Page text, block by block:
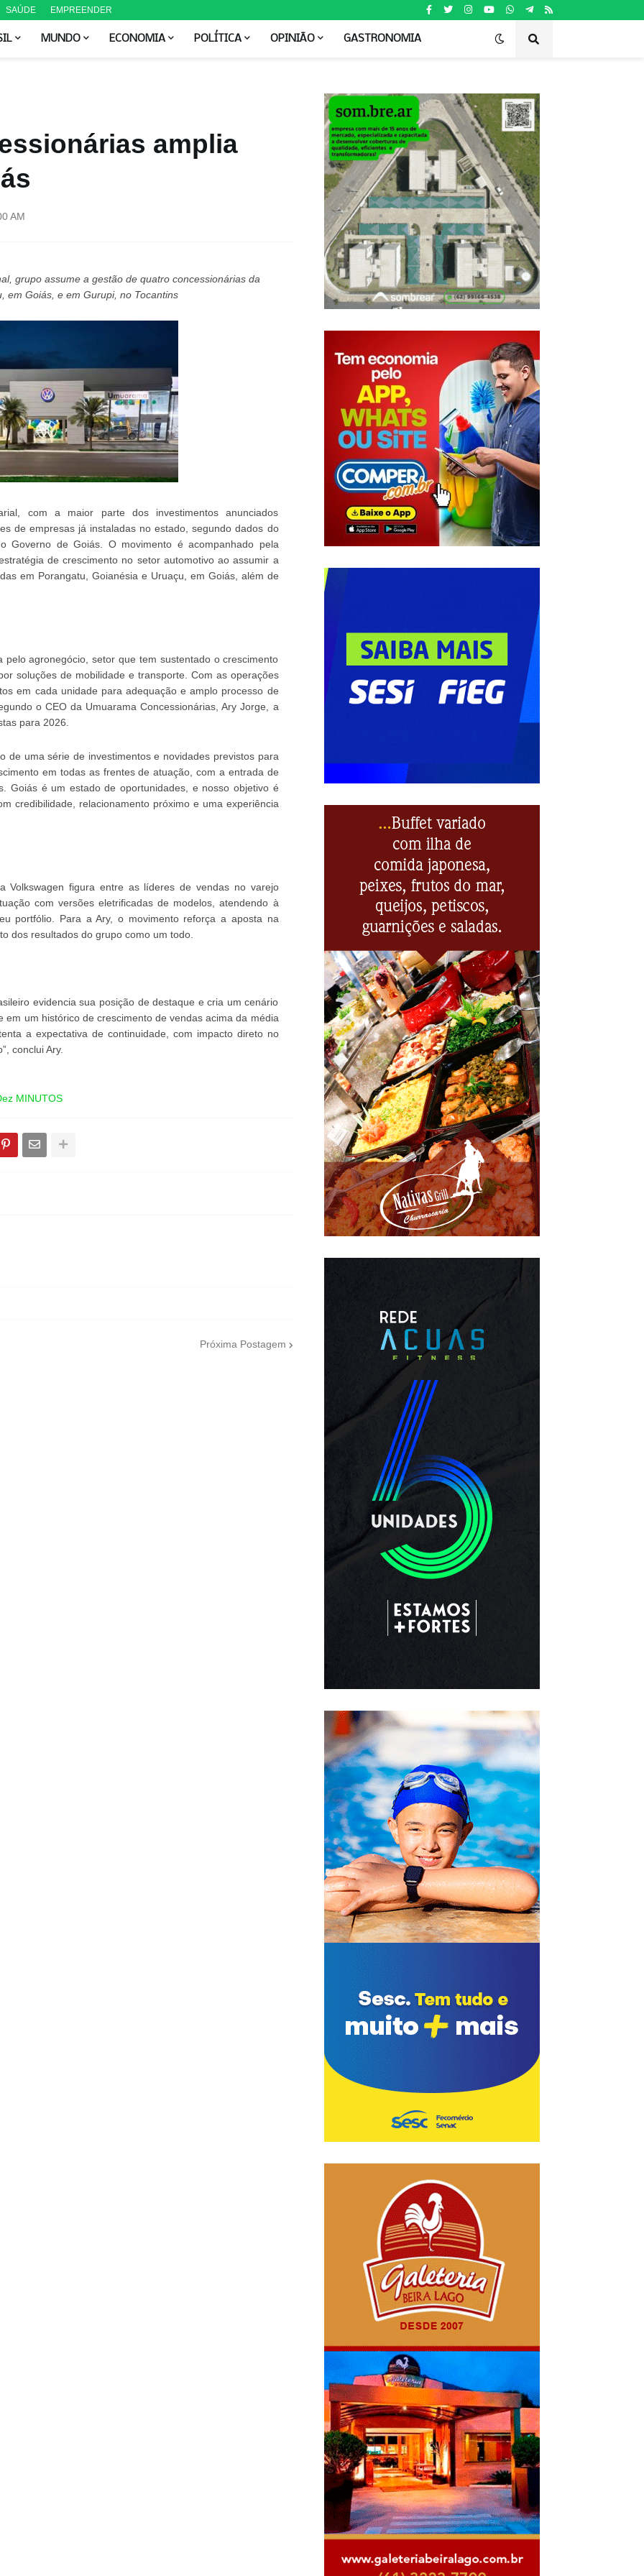
SAÚDE EMPREENDER
MUNDO ECONOMIA POLÍTICA OPINIÃO GASTRONOMIA
amplia
AM
grupo assume a gestão de quatro concessionárias da
em Goiás, e em Gurupi, no Tocantins
com a maior parte dos investimentos anunciados
de empresas já instaladas no estado, segundo dados do
Governo de Goiás. O movimento é acompanhado pela
de crescimento no setor automotivo ao assumir a
em Porangatu, Goianésia e Uruaçu, em Goiás, além de
agronegócio, setor que tem sustentado o crescimento
soluções de mobilidade e transporte. Com as operações
em cada unidade para adequação e amplo processo de
o CEO da Umuarama Concessionárias, Ary Jorge, a
para 2026.
de uma série de investimentos e novidades previstos para
em todas as frentes de atuação, com a entrada de
Goiás é um estado de oportunidades, e nosso objetivo é
credibilidade, relacionamento próximo e uma experiência
figura entre as líderes de vendas no varejo
com versões eletrificadas de modelos, atendendo à
portfólio. Para a Ary, o movimento reforça a aposta na
dos resultados do grupo como um todo.
evidencia sua posição de destaque e cria um cenário
um histórico de crescimento de vendas acima da média
a expectativa de continuidade, com impacto direto no
conclui Ary.
MINUTOS
Próxima Postagem